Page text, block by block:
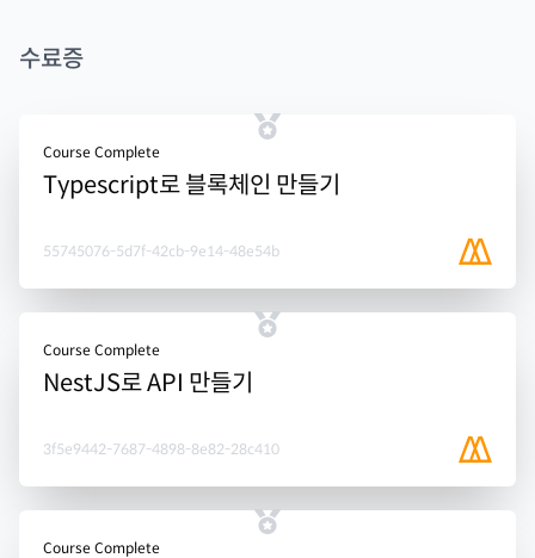
수료증
Course Complete
Typescript로 블록체인 만들기
55745076-5d7f-42cb-9e14-48e54b
Course Complete
NestJS로 API 만들기
3f5e9442-7687-4898-8e82-28c410
Course Complete